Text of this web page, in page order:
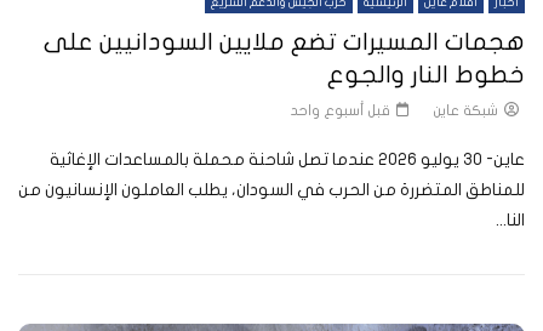
هجمات المسيرات تضع ملايين السودانيين على
خطوط النار والجوع
شبكة عاين قبل أسبوع واحد
عاين- 30 يوليو 2026 عندما تصل شاحنة محملة بالمساعدات الإغاثية
للمناطق المتضررة من الحرب في السودان، يطلب العاملون الإنسانيون من
النا...